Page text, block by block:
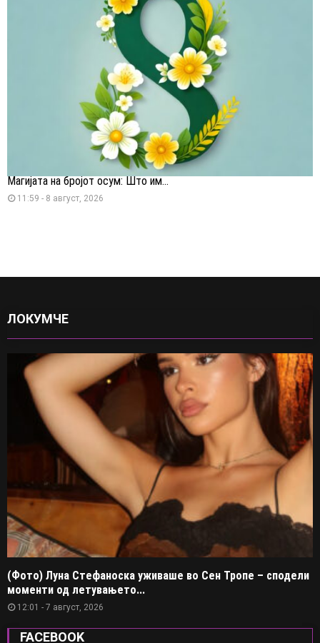
Магијата на бројот осум: Што им...
11:59 - 8 август, 2026
ЛОКУМЧЕ
(Фото) Луна Стефаноска уживаше во Сен Тропе – сподели
моменти од летувањето...
12:01 - 7 август, 2026
FACEBOOK